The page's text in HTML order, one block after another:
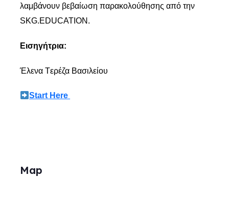
λαμβάνουν βεβαίωση παρακολούθησης από την
SKG.EDUCATION.
Εισηγήτρια:
Έλενα Tερέζα Βασιλείου
Start Here
Map